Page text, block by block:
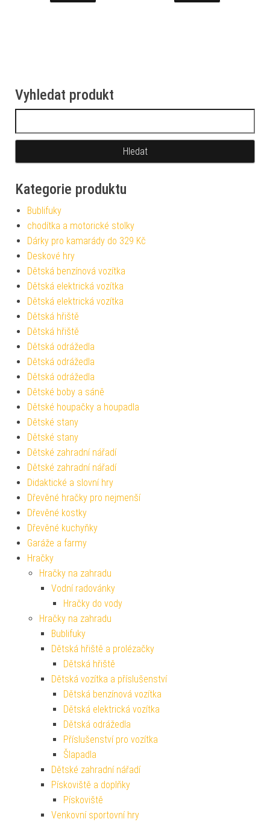
Vyhledat produkt
Kategorie produktu
Bublifuky
chodítka a motorické stolky
Dárky pro kamarády do 329 Kč
Deskové hry
Dětská benzínová vozítka
Dětská elektrická vozítka
Dětská elektrická vozítka
Dětská hřiště
Dětská hřiště
Dětská odrážedla
Dětská odrážedla
Dětská odrážedla
Dětské boby a sáně
Dětské houpačky a houpadla
Dětské stany
Dětské stany
Dětské zahradní nářadí
Dětské zahradní nářadí
Didaktické a slovní hry
Dřevěné hračky pro nejmenší
Dřevěné kostky
Dřevěné kuchyňky
Garáže a farmy
Hračky
Hračky na zahradu
Vodní radovánky
Hračky do vody
Hračky na zahradu
Bublifuky
Dětská hřiště a prolézačky
Dětská hřiště
Dětská vozítka a příslušenství
Dětská benzínová vozítka
Dětská elektrická vozítka
Dětská odrážedla
Příslušenství pro vozítka
Šlapadla
Dětské zahradní nářadí
Pískoviště a doplňky
Pískoviště
Venkovní sportovní hry